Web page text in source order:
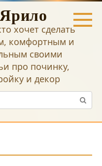
хочет сделать
комфортным и
своими
про починку,
и декор